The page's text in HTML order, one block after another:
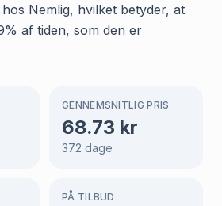
Nemlig, hvilket betyder, at
af tiden, som den er
GENNEMSNITLIG PRIS
68.73 kr
372 dage
PÅ TILBUD